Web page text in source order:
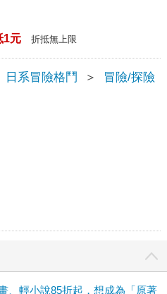
1元 折抵無上限
日系冒險格鬥 ＞ 冒險/探險
、輕小說85折起，想成為「原著